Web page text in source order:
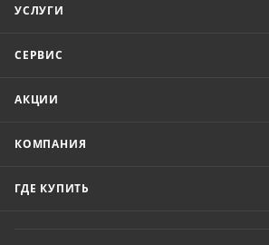
УСЛУГИ
СЕРВИС
АКЦИИ
КОМПАНИЯ
ГДЕ КУПИТЬ